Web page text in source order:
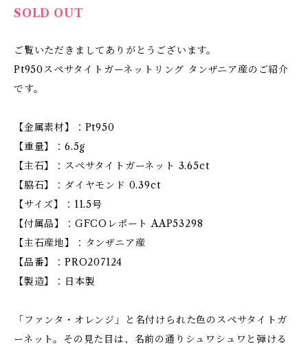
SOLD OUT
ご覧いただきましてありがとうございます。
Pt950スペサタイトガーネットリング タンザニア産のご紹介
です。
【金属素材】：Pt950
【重量】：6.5g
【主石】：スペサタイトガーネット 3.65ct
【脇石】：ダイヤモンド 0.39ct
【サイズ】：11.5号
【付属品】：GFCOレポート AAP53298
【主石産地】：タンザニア産
【品番】：PRO207124
【製造】：日本製
「ファンタ・オレンジ」と名付けられた色のスペサタイトガ
ーネット。その見た目は、名前の通りシュワシュワと弾ける